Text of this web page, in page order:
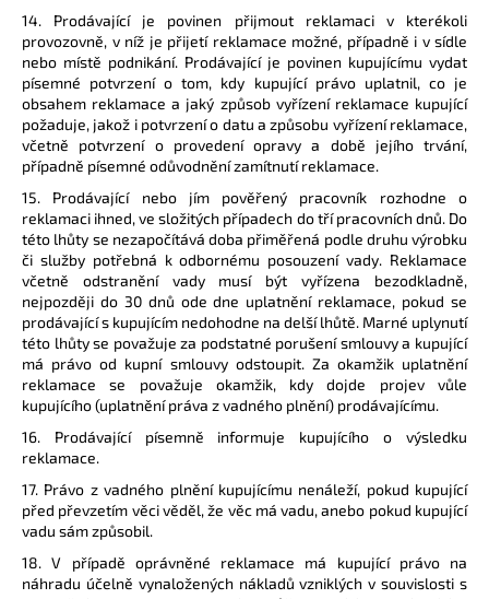
14. Prodávající je povinen přijmout reklamaci v kterékoli
provozovně, v níž je přijetí reklamace možné, případně i v sídle
nebo místě podnikání. Prodávající je povinen kupujícímu vydat
písemné potvrzení o tom, kdy kupující právo uplatnil, co je
obsahem reklamace a jaký způsob vyřízení reklamace kupující
požaduje, jakož i potvrzení o datu a způsobu vyřízení reklamace,
včetně potvrzení o provedení opravy a době jejího trvání,
případně písemné odůvodnění zamítnutí reklamace.
15. Prodávající nebo jím pověřený pracovník rozhodne o
reklamaci ihned, ve složitých případech do tří pracovních dnů. Do
této lhůty se nezapočítává doba přiměřená podle druhu výrobku
či služby potřebná k odbornému posouzení vady. Reklamace
včetně odstranění vady musí být vyřízena bezodkladně,
nejpozději do 30 dnů ode dne uplatnění reklamace, pokud se
prodávající s kupujícím nedohodne na delší lhůtě. Marné uplynutí
této lhůty se považuje za podstatné porušení smlouvy a kupující
má právo od kupní smlouvy odstoupit. Za okamžik uplatnění
reklamace se považuje okamžik, kdy dojde projev vůle
kupujícího (uplatnění práva z vadného plnění) prodávajícímu.
16. Prodávající písemně informuje kupujícího o výsledku
reklamace.
17. Právo z vadného plnění kupujícímu nenáleží, pokud kupující
před převzetím věci věděl, že věc má vadu, anebo pokud kupující
vadu sám způsobil.
18. V případě oprávněné reklamace má kupující právo na
náhradu účelně vynaložených nákladů vzniklých v souvislosti s